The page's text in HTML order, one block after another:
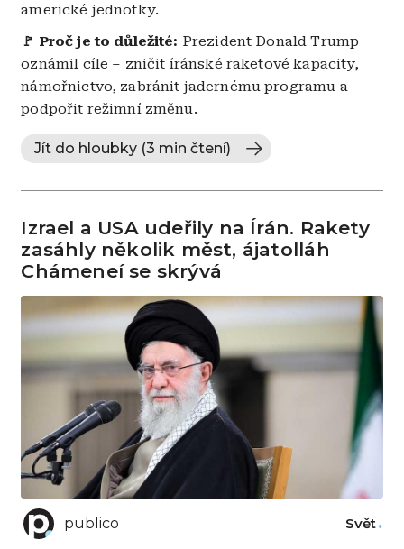
americké jednotky.
🚩 Proč je to důležité: Prezident Donald Trump
oznámil cíle – zničit íránské raketové kapacity,
námořnictvo, zabránit jadernému programu a
podpořit režimní změnu.
Jít do hloubky (3 min čtení)
Izrael a USA udeřily na Írán. Rakety
zasáhly několik měst, ájatolláh
Chámeneí se skrývá
publico Svět